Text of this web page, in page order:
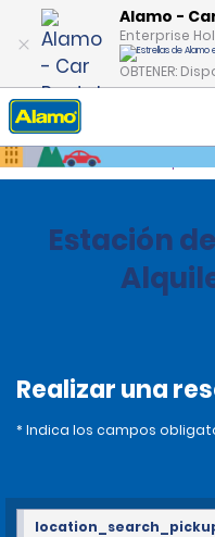
Alamo -
Enterprise
OBTENER:
Inicio Oficinas
Estación
Realizar una
* Indica los campos